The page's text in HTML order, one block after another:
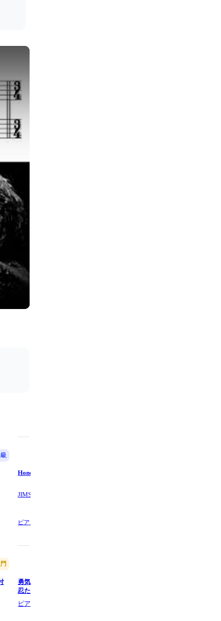
Honesty - Billy Joel
JIMS Music
ピアノ,
勇気100% (ドレミ付き簡単楽譜) -
忍たま乱太郎
ピアノ塾